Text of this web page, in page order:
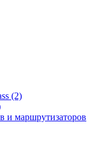
(2)
и маршрутизаторов